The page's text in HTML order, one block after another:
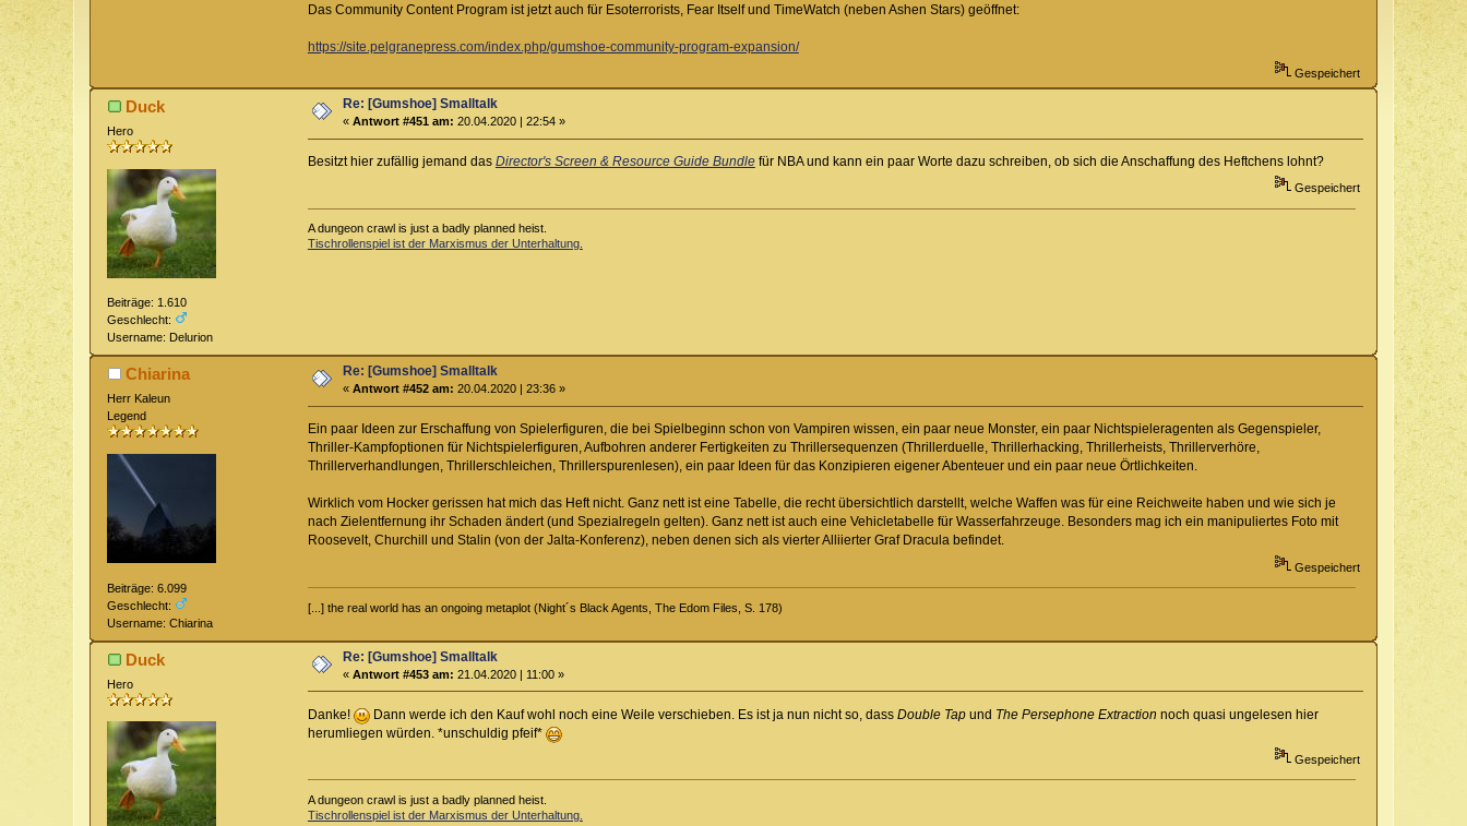
Das Community Content Program ist jetzt auch für Esoterrorists, Fear Itself und TimeWatch (neben Ashen Stars) geöffnet:
https://site.pelgranepress.com/index.php/gumshoe-community-program-expansion/
Gespeichert
Duck
Hero
Beiträge: 1.610
Geschlecht:
Username: Delurion
Re: [Gumshoe] Smalltalk
«Antwort #451 am: 20.04.2020 | 22:54 »
Besitzt hier zufällig jemand das Director's Screen & Resource Guide Bundlefür NBA und kann ein paar Worte dazu schreiben, ob sich die Anschaffung des Heftchens lohnt?
Gespeichert
A dungeon crawl is just a badly planned heist.
Tischrollenspiel ist der Marxismus der Unterhaltung.
Chiarina
Herr Kaleun
Legend
Beiträge: 6.099
Geschlecht:
Username: Chiarina
Re: [Gumshoe] Smalltalk
«Antwort #452 am: 20.04.2020 | 23:36 »
Ein paar Ideen zur Erschaffung von Spielerfiguren, die bei Spielbeginn schon von Vampiren wissen, ein paar neue Monster, ein paar Nichtspieleragenten als Gegenspieler,
Thriller-Kampfoptionen für Nichtspielerfiguren, Aufbohren anderer Fertigkeiten zu Thrillersequenzen (Thrillerduelle, Thrillerhacking, Thrillerheists, Thrillerverhöre,
Thrillerverhandlungen, Thrillerschleichen, Thrillerspurenlesen), ein paar Ideen für das Konzipieren eigener Abenteuer und ein paar neue Örtlichkeiten.
Wirklich vom Hocker gerissen hat mich das Heft nicht. Ganz nett ist eine Tabelle, die recht übersichtlich darstellt, welche Waffen was für eine Reichweite haben und wie sich je
nach Zielentfernung ihr Schaden ändert (und Spezialregeln gelten). Ganz nett ist auch eine Vehicletabelle für Wasserfahrzeuge. Besonders mag ich ein manipuliertes Foto mit
Roosevelt, Churchill und Stalin (von der Jalta-Konferenz), neben denen sich als vierter Alliierter Graf Dracula befindet.
Gespeichert
[...] the real world has an ongoing metaplot (Night´s Black Agents, The Edom Files, S. 178)
Duck
Hero
Re: [Gumshoe] Smalltalk
«Antwort #453 am: 21.04.2020 | 11:00 »
Danke! Dann werde ich den Kauf wohl noch eine Weile verschieben. Es ist ja nun nicht so, dass Double Tapund The Persephone Extraction noch quasi ungelesen hier
herumliegen würden. *unschuldig pfeif*
Gespeichert
A dungeon crawl is just a badly planned heist.
Tischrollenspiel ist der Marxismus der Unterhaltung.